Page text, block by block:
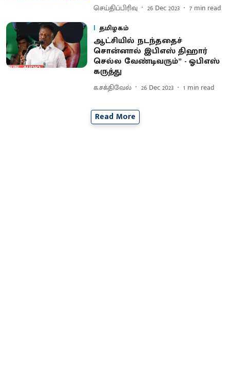
செய்திப்பிரிவு 26 Dec 2023 7 min read
தமிழகம்
ஆட்சியில் நடந்ததைச்
சொன்னால் இபிஎஸ் திஹார்
செல்ல வேண்டிவரும்” - ஓபிஎஸ்
கருத்து
க.சக்திவேல் 26 Dec 2023 1 min read
Read More